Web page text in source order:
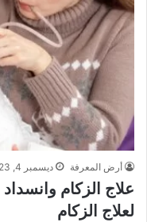
أرض المعرفة ديسمبر 4, 2023
لعلاج الزكام